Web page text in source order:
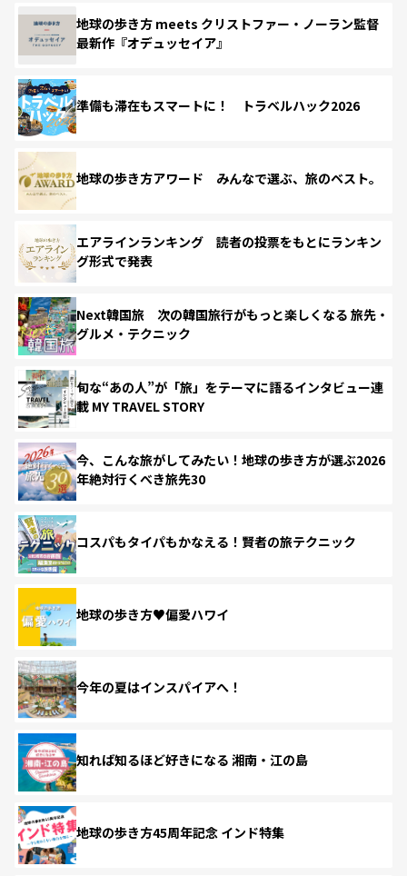
地球の歩き方 meets クリストファー・ノーラン監督
最新作『オデュッセイア』
準備も滞在もスマートに！ トラベルハック2026
地球の歩き方アワード みんなで選ぶ、旅のベスト。
エアラインランキング 読者の投票をもとにランキン
グ形式で発表
Next韓国旅 次の韓国旅行がもっと楽しくなる 旅先・
グルメ・テクニック
旬な“あの人”が「旅」をテーマに語るインタビュー連
載 MY TRAVEL STORY
今、こんな旅がしてみたい！地球の歩き方が選ぶ2026
年絶対行くべき旅先30
コスパもタイパもかなえる！賢者の旅テクニック
地球の歩き方♥偏愛ハワイ
今年の夏はインスパイアへ！
知れば知るほど好きになる 湘南・江の島
地球の歩き方45周年記念 インド特集